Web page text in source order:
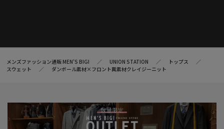
メンズファッション通販 MEN'S BIGI UNION STATION
トップス
スウェット
ダンボール素材×フロント異素材クレイジーニット